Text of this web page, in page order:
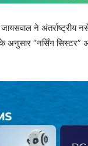
ने अंतर्राष्ट्रीय
के अनुसार “नर्सिंग